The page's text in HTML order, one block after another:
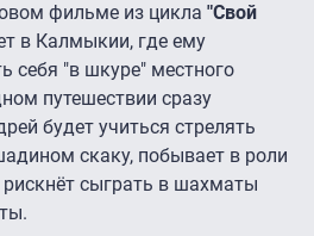
фильме из цикла "Свой
в Калмыкии, где ему
себя "в шкуре" местного
путешествии сразу
будет учиться стрелять
скаку, побывает в роли
сыграть в шахматы